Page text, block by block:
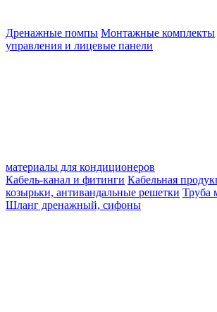
Дренажные помпы Монтажные комплекты
управления и лицевые панели
материалы для кондиционеров
Кабель-канал и фитинги Кабельная
козырьки, антивандальные решетки Труба
Шланг дренажный, сифоны